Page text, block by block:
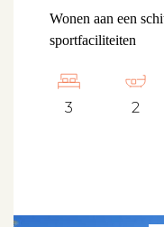
Wonen aan een
sportfaciliteiten
3 2